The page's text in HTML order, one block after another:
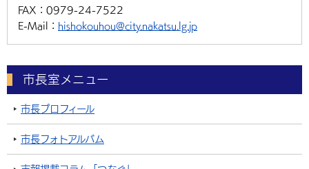
FAX： 0979-24-7522
E-Mail： hishokouhou@city.nakatsu.lg.jp
市長室メニュー
市長プロフィール
市長フォトアルバム